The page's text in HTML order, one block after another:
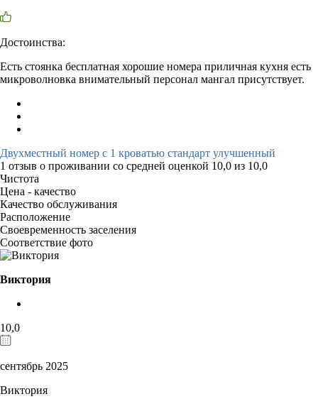
Достоинства:
Есть стоянка бесплатная хорошие номера приличная кухня есть
микроволновка внимательный персонал мангал присутствует.
Двухместный номер с 1 кроватью стандарт улучшенный
1 отзыв о проживании со средней оценкой 10,0 из 10,0
Чистота
Цена - качество
Качество обслуживания
Расположение
Своевременность заселения
Соответствие фото
Виктория
10,0
сентябрь 2025
Виктория